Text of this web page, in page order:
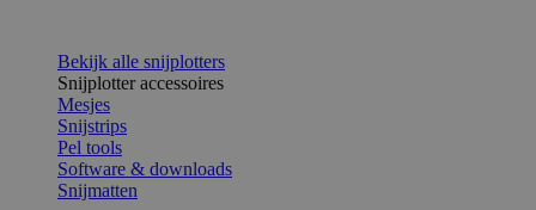
Bekijk alle snijplotters
Snijplotter accessoires
Mesjes
Snijstrips
Pel tools
Software & downloads
Snijmatten